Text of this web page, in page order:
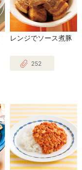
レンジでソース煮豚
252